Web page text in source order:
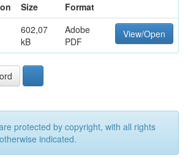
Size
Format
602,07
kB
Adobe
PDF
View/Open
protected by copyright, with all rights
indicated.